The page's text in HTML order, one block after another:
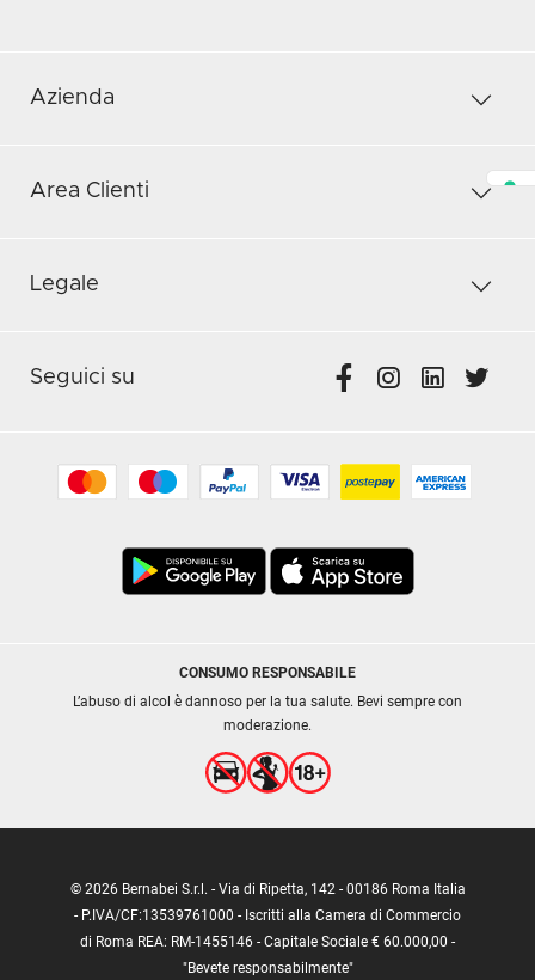
Azienda
Area Clienti
Legale
Seguici su
CONSUMO RESPONSABILE
L’abuso di alcol è dannoso per la tua salute. Bevi sempre con
moderazione.
© 2026 Bernabei S.r.l. - Via di Ripetta, 142 - 00186 Roma Italia
- P.IVA/CF:13539761000 - Iscritti alla Camera di Commercio
di Roma REA: RM-1455146 - Capitale Sociale € 60.000,00 -
"Bevete responsabilmente"